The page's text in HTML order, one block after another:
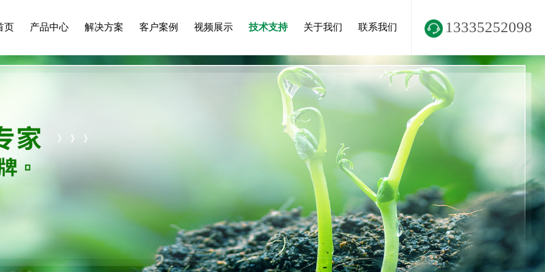
13335252098
页 产品中心 解决方案 客户案例 视频展示 技术支持 关于我们 联系我们